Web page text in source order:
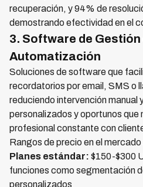
recuperación, y 94% de
demostrando efectividad en el
3. Software de
Automatización
Soluciones de software que
recordatorios por email, SMS o
reduciendo intervención manual
personalizados y oportunos que
profesional constante con
Rangos de precio en el
Planes estándar: $150-$300
funciones como segmentación
personalizados